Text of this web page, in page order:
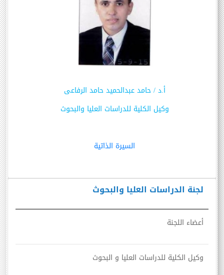
لجنة الدراسات العليا والبحوث
أعضاء اللجنة
وكيل الكلية للدراسات العليا و البحوث
أ.د/حامد عبدالحميد حامد الرفاعى
وكيل الكلية للدراسات العليا والبحوث
السيرة الذاتية